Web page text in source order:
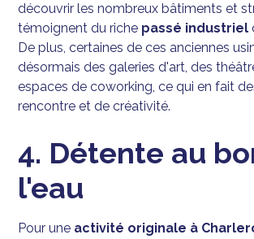
découvrir les nombreux bâtiments et
témoignent du riche passé industriel
De plus, certaines de ces anciennes
désormais des galeries d'art, des
espaces de coworking, ce qui en fait
rencontre et de créativité.
4. Détente au
l'eau
Pour une activité originale à